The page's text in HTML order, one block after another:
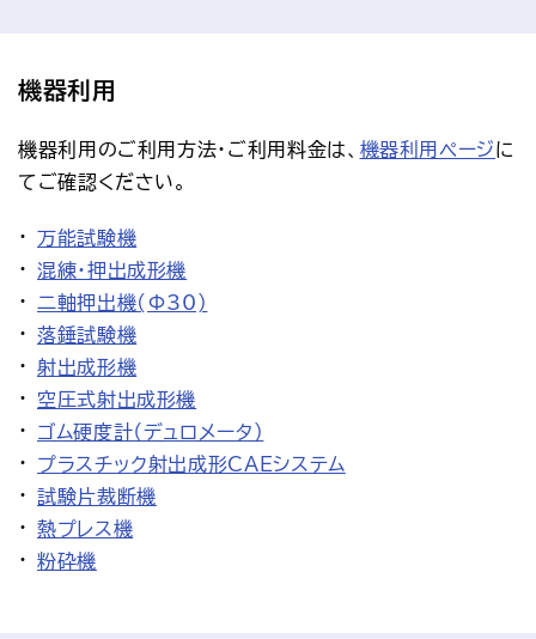
機器利用
機器利用のご利用方法・ご利用料金は、 機器利用ページに
てご確認ください。
万能試験機
混練・押出成形機
二軸押出機(Φ30)
落錘試験機
射出成形機
空圧式射出成形機
ゴム硬度計（デュロメータ）
プラスチック射出成形CAEシステム
試験片裁断機
熱プレス機
粉砕機